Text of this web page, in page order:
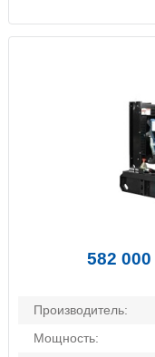
582 000
Производитель:
Мощность: